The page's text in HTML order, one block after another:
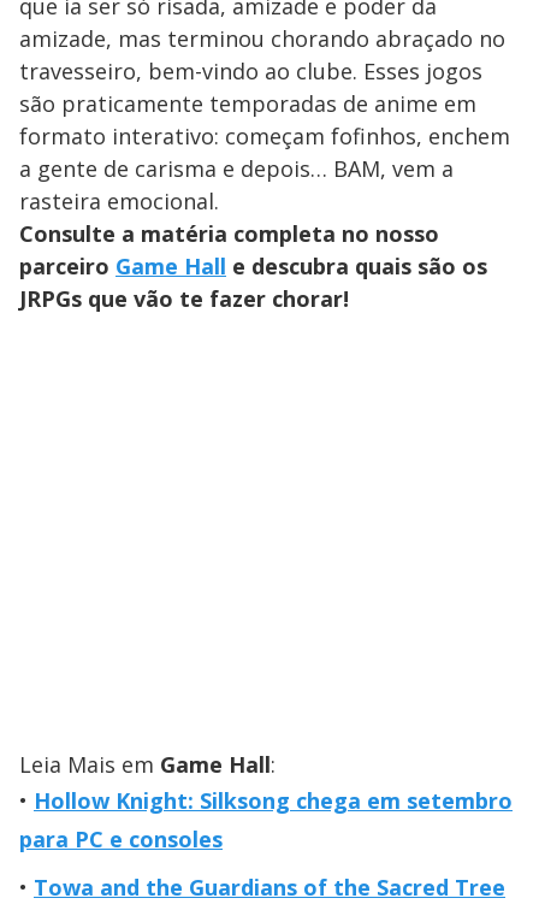
que ia ser só risada, amizade e poder da
amizade, mas terminou chorando abraçado no
travesseiro, bem-vindo ao clube. Esses jogos
são praticamente temporadas de anime em
formato interativo: começam fofinhos, enchem
a gente de carisma e depois… BAM, vem a
rasteira emocional.
Consulte a matéria completa no nosso
parceiro Game Hall e descubra quais são os
JRPGs que vão te fazer chorar!
Leia Mais em Game Hall:
Hollow Knight: Silksong chega em setembro
para PC e consoles
Towa and the Guardians of the Sacred Tree